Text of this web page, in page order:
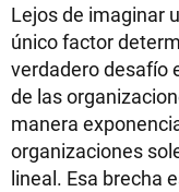
Lejos de imaginar
único factor
verdadero desafío
de las
manera
organizaciones
lineal. Esa brecha